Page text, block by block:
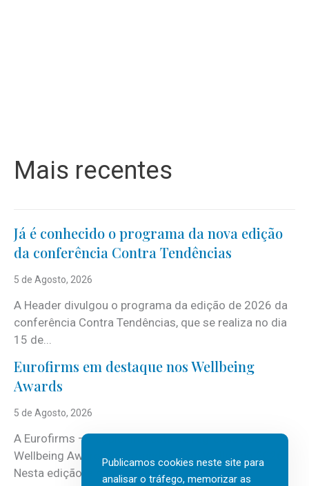
Mais recentes
Já é conhecido o programa da nova edição
da conferência Contra Tendências
5 de Agosto, 2026
A Header divulgou o programa da edição de 2026 da
conferência Contra Tendências, que se realiza no dia
15 de...
Eurofirms em destaque nos Wellbeing
Awards
5 de Agosto, 2026
A Eurofirms – People first está de regresso aos
Wellbeing Awards, integrando o Top Wellbeing 2026.
Nesta edição, a multinacional...
Publicamos cookies neste site para
analisar o tráfego, memorizar as